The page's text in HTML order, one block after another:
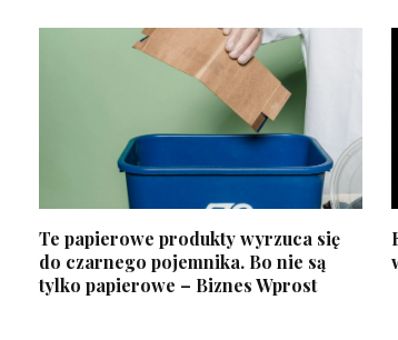
Te papierowe produkty wyrzuca się
do czarnego pojemnika. Bo nie są
tylko papierowe – Biznes Wprost